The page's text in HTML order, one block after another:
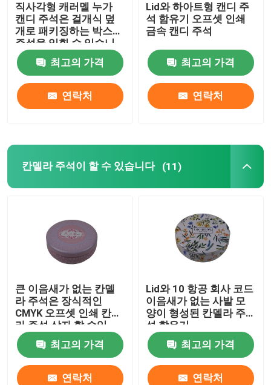
직사각형 캐러멜 누가
캔디 주석은 걸개식 덮
개로 패키징하는 박스에
주석을 입힐 수 있습니
다
최고의 가격
연락처
Lid와 하아트형 캔디 주
석 함유기 오프셋 인쇄
금속 캔디 주석
최고의 가격
연락처
칸델라 주석이 할 수 있습니다 (11)
큰 이음새가 없는 칸델
라 주석은 장식적인
CMYK 오프셋 인쇄 칸델
라 주석 상자 할 수있
최고의 가격
연락처
Lid와 10 항공 회사 코드
이음새가 없는 사발 모
양이 형성된 칸델라 주
석 함유기
최고의 가격
연락처